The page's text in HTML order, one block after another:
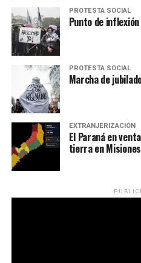
PROTESTA SOCIAL
Punto de inflexión
PROTESTA SOCIAL
Marcha de
EXTRANJERIZACIÓN
El Paraná en
tierra en